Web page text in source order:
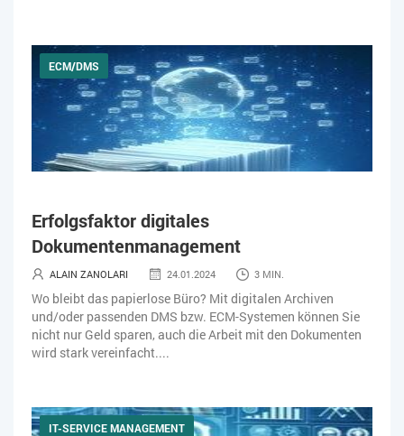
ECM/DMS
Erfolgsfaktor digitales
Dokumentenmanagement
ALAIN ZANOLARI 24.01.2024 3 MIN.
Wo bleibt das papierlose Büro? Mit digitalen Archiven
und/oder passenden DMS bzw. ECM-Systemen können Sie
nicht nur Geld sparen, auch die Arbeit mit den Dokumenten
wird stark vereinfacht....
IT-SERVICE MANAGEMENT